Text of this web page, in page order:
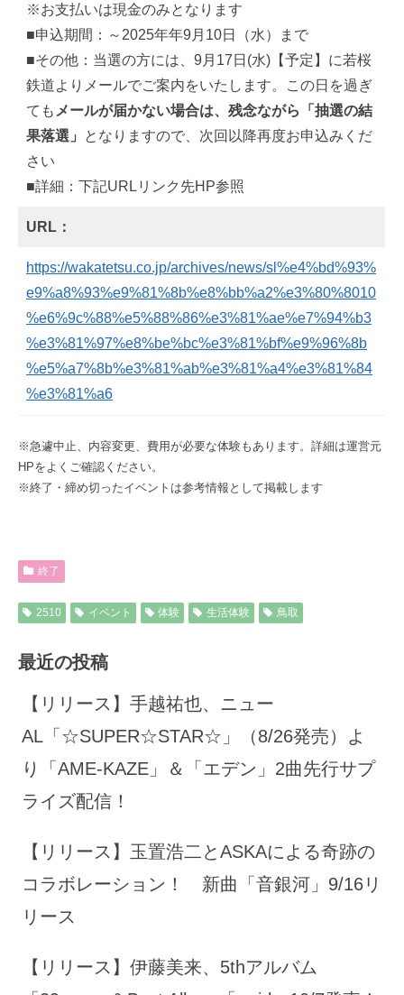
※お支払いは現金のみとなります
■申込期間：～2025年年9月10日（水）まで
■その他：当選の方には、9月17日(水)【予定】に若桜
鉄道よりメールでご案内をいたします。この日を過ぎ
ても メールが届かない場合は、残念ながら「抽選の結
果落選」
となりますので、次回以降再度お申込みくだ
さい
■詳細：下記URLリンク先HP参照
URL：
https://wakatetsu.co.jp/archives/news/sl%e4%bd%93%
e9%a8%93%e9%81%8b%e8%bb%a2%e3%80%8010
%e6%9c%88%e5%88%86%e3%81%ae%e7%94%b3
%e3%81%97%e8%be%bc%e3%81%bf%e9%96%8b
%e5%a7%8b%e3%81%ab%e3%81%a4%e3%81%84
%e3%81%a6
※急遽中止、内容変更、費用が必要な体験もあります。詳細は運営元
HPをよくご確認ください。
※終了・締め切ったイベントは参考情報として掲載します
終了
2510 イベント 体験 生活体験 鳥取
最近の投稿
【リリース】手越祐也、ニュー
AL「☆SUPER☆STAR☆」（8/26発売）よ
り「AME-KAZE」＆「エデン」2曲先行サプ
ライズ配信！
【リリース】玉置浩二とASKAによる奇跡の
コラボレーション！ 新曲「音銀河」9/16リ
リース
【リリース】伊藤美来、5thアルバム